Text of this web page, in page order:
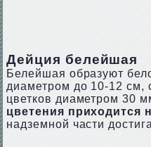
Дейция белейшая
Белейшая образуют
диаметром до 10-12 см,
цветков диаметром 30
цветения приходится
надземной части